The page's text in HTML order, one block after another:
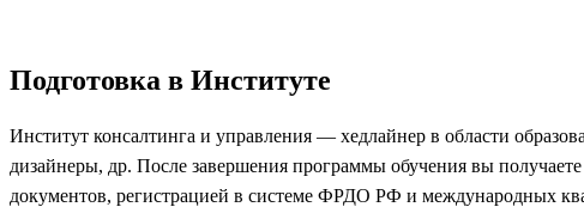
Подготовка в Институте
Институт консалтинга и управления — хедлайнер в области
дизайнеры, др. После завершения программы обучения вы
документов, регистрацией в системе ФРДО РФ и международных